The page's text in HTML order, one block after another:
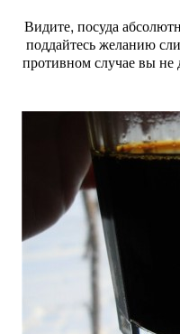
Видите, посуда
поддайтесь желанию
противном случае вы не